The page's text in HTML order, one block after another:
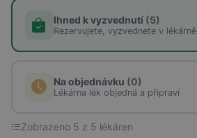
Ihned k vyzvednutí (5)
Rezervujete, vyzvednete v lékárně
Na objednávku (0)
Lékárna lék objedná a připraví
Zobrazeno 5 z 5 lékáren